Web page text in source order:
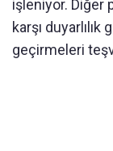
işleniyor. Diğer
karşı
geçirmeleri